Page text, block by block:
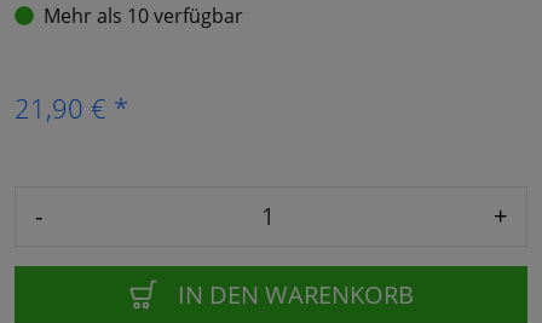
Mehr als 10 verfügbar
21,90 € *
- +
IN DEN WARENKORB